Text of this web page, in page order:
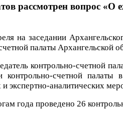
рассмотрен вопрос «О
на заседании
палаты Архангельской
контрольно-счетной
контрольно-счетной
экспертно-аналитических
года проведено 26